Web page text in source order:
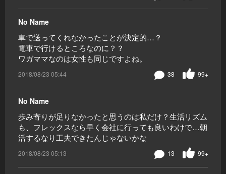
No Name
車で送ってくれなかったことが決定的…？
電車で行けるところなのに？？
ワガママなのは女性も同じですよね。
2018/08/23 05:44 99+
38
No Name
歩み寄りが足りなかったと思うのは私だけ？生活リズム
も、フレックスなら早く会社に行っても良いわけで…朝
活するなり工夫できたんじゃないかな
2018/08/23 05:13 99+
13